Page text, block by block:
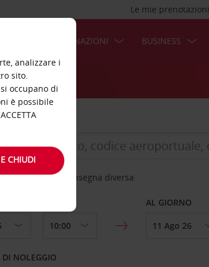
Le mie prenotazioni
DESTINAZIONI BUSINESS
località di riconsegna diversa
AL GIORNO
NOLEGGIO
analizzare i
sito.
occupano di
è possibile
CHIUDI